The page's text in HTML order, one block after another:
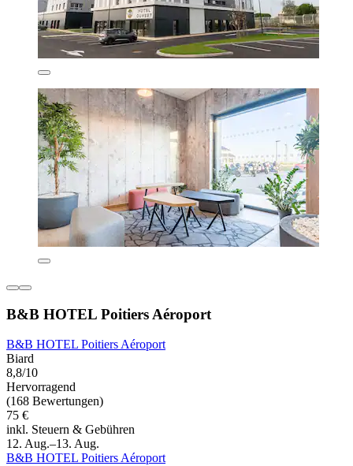
B&B HOTEL Poitiers Aéroport
B&B HOTEL Poitiers Aéroport
Biard
8,8/10
Hervorragend
(168 Bewertungen)
75 €
inkl. Steuern & Gebühren
12. Aug.–13. Aug.
B&B HOTEL Poitiers Aéroport